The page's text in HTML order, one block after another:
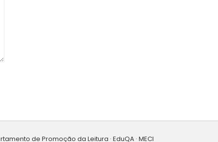
de Promoção da Leitura · EduQA · MECI